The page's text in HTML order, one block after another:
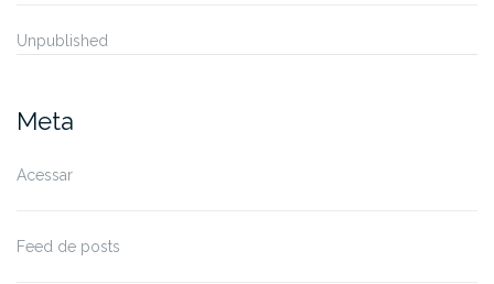
Unpublished
Meta
Acessar
Feed de posts